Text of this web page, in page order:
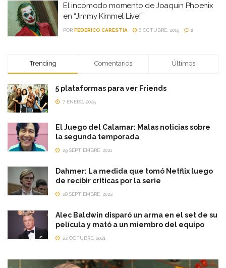
El incómodo momento de Joaquin Phoenix
en “Jimmy Kimmel Live!”
POR FEDERICO CARESTIA 6 OCTUBRE, 2019 0
Trending Comentarios Últimos
5 plataformas para ver Friends
7 ENERO, 2025
El Juego del Calamar: Malas noticias sobre
la segunda temporada
29 SEPTIEMBRE, 2021
Dahmer: La medida que tomó Netflix luego
de recibir críticas por la serie
28 SEPTIEMBRE, 2022
Alec Baldwin disparó un arma en el set de su
película y mató a un miembro del equipo
22 OCTUBRE, 2021